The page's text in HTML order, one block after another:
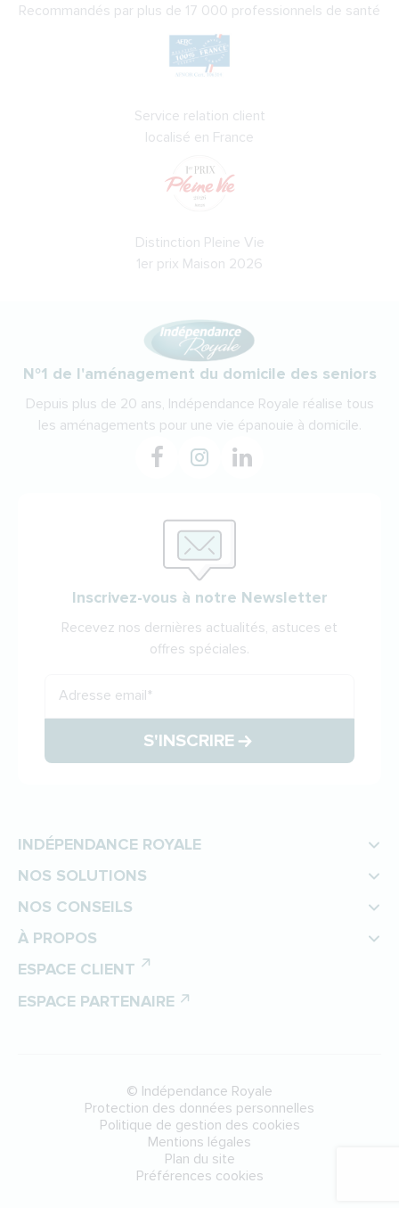
Recommandés par plus de 17 000 professionnels de santé
Service relation client
localisé en France
Distinction Pleine Vie
1er prix Maison 2026
N°1 de l'aménagement du domicile des seniors
Depuis plus de 20 ans, Indépendance Royale réalise tous
les aménagements pour une vie épanouie à domicile.
Inscrivez-vous à notre Newsletter
Recevez nos dernières actualités, astuces et
offres spéciales.
Adresse email*
S'INSCRIRE
INDÉPENDANCE ROYALE
NOS SOLUTIONS
NOS CONSEILS
À PROPOS
ESPACE CLIENT
ESPACE PARTENAIRE
© Indépendance Royale
Protection des données personnelles
Politique de gestion des cookies
Mentions légales
Plan du site
Préférences cookies